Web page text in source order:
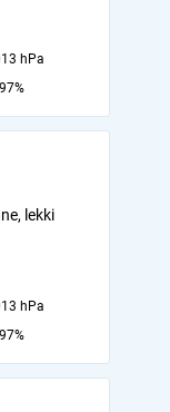
hPa
97%
lekki
hPa
97%